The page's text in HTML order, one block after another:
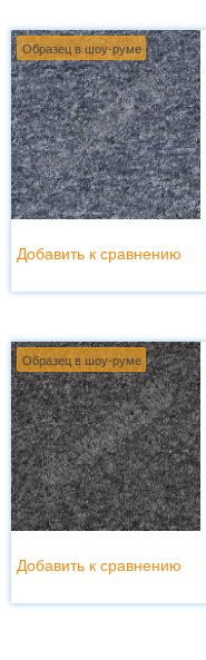
Образец в шоу-руме
Добавить к сравнению
Образец в шоу-руме
Добавить к сравнению